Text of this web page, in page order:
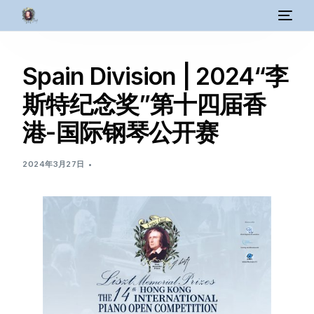
Spain Division | 2024“李
斯特纪念奖”第十四届香
港-国际钢琴公开赛
2024年3月27日